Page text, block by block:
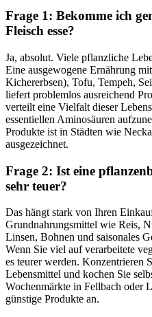
Frage 1: Bekomme ich
Fleisch esse?
Ja, absolut. Viele pflanzliche
Eine ausgewogene Ernährung
Kichererbsen), Tofu, Tempeh,
liefert problemlos ausreichend
verteilt eine Vielfalt dieser
essentiellen Aminosäuren
Produkte ist in Städten wie
ausgezeichnet.
Frage 2: Ist eine
sehr teuer?
Das hängt stark von Ihren
Grundnahrungsmittel wie Reis,
Linsen, Bohnen und saisonales
Wenn Sie viel auf verarbeitete
es teurer werden. Konzentrieren
Lebensmittel und kochen Sie
Wochenmärkte in Fellbach oder
günstige Produkte an.